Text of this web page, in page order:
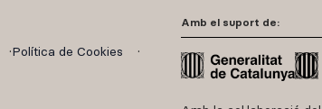
Política de Cookies
Amb el suport de: